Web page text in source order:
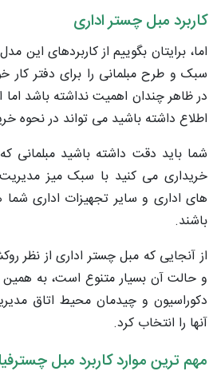
کاربرد مبل چستر اداری
اما، برایتان بگوییم از کاربردهای این
سبک و طرح مبلمانی را برای دفتر کار
در ظاهر چندان اهمیت نداشته باشد اما
اطلاع داشته باشید می تواند در نحوه
شما باید دقت داشته باشید مبلمانی
خریداری می کنید با سبک میز
های اداری و سایر تجهیزات اداری
باشند.
از آنجایی که مبل چستر اداری از نظر
و حالت آن بسیار متنوع است، به
دکوراسیون و چیدمان محیط اتاق
آنها را انتخاب کرد.
مهم ترین موارد کاربرد مبل